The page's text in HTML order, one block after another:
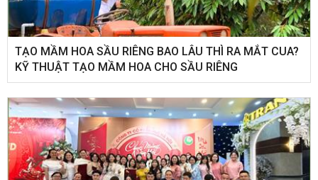
TẠO MẦM HOA SẦU RIÊNG BAO LÂU THÌ RA MẮT CUA?
KỸ THUẬT TẠO MẦM HOA CHO SẦU RIÊNG